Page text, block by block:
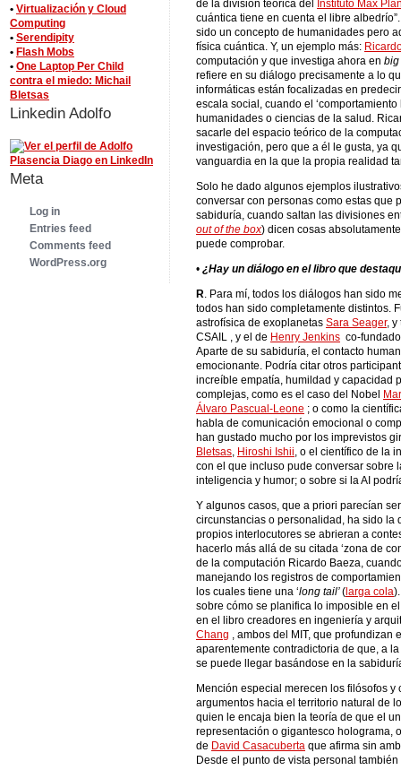
de la división teórica del
Instituto Max
cuántica tiene en cuenta el libre
sido un concepto de humanidades pero
física cuántica. Y, un ejemplo más:
computación y que investiga ahora en big
refiere en su diálogo precisamente a lo
informáticas están focalizadas en
escala social, cuando el
humanidades o ciencias de la salud.
sacarle del espacio teórico de la
investigación, pero que a él le gusta, ya
vanguardia en la que la propia realidad
Solo he dado algunos ejemplos
conversar con personas como estas que
sabiduría, cuando saltan las divisiones
out of the box) dicen cosas
puede comprobar.
• ¿Hay un diálogo en el libro que
R. Para mí, todos los diálogos han sido
todos han sido completamente distintos.
astrofísica de exoplanetas Sara Seager, y
CSAIL , y el de Henry Jenkins co-
Aparte de su sabiduría, el contacto
emocionante. Podría citar otros
increíble empatía, humildad y capacidad
complejas, como es el caso del Nobel
Álvaro Pascual-Leone ; o como la
habla de comunicación emocional o
han gustado mucho por los imprevistos
Bletsas, Hiroshi Ishii, o el científico de la
con el que incluso pude conversar sobre
inteligencia y humor; o sobre si la AI
Y algunos casos, que a priori parecían
circunstancias o personalidad, ha sido
propios interlocutores se abrieran a
hacerlo más allá de su citada ‘zona de
de la computación Ricardo Baeza,
manejando los registros de
los cuales tiene una ‘long tail’( larga cola
sobre cómo se planifica lo imposible en
en el libro creadores en ingeniería y
Chang , ambos del MIT, que profundizan
aparentemente contradictoria de que, a
se puede llegar basándose en la
Mención especial merecen los filósofos
argumentos hacia el territorio natural de
quien le encaja bien la teoría de que el
representación o gigantesco holograma,
de David Casacuberta que afirma sin
Desde el punto de vista personal
• Virtualización y Cloud
Computing
• Serendipity
• Flash Mobs
• One Laptop Per Child
contra el miedo: Michail
Bletsas
Linkedin Adolfo
Meta
Log in
Entries feed
Comments feed
WordPress.org